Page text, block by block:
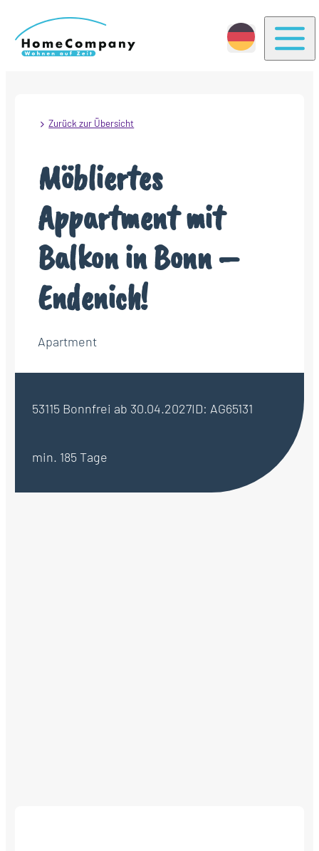
Zurück zur Übersicht
Möbliertes
Appartment mit
Balkon in Bonn –
Endenich!
Apartment
53115 Bonnfrei ab 30.04.2027ID: AG65131
min. 185 Tage